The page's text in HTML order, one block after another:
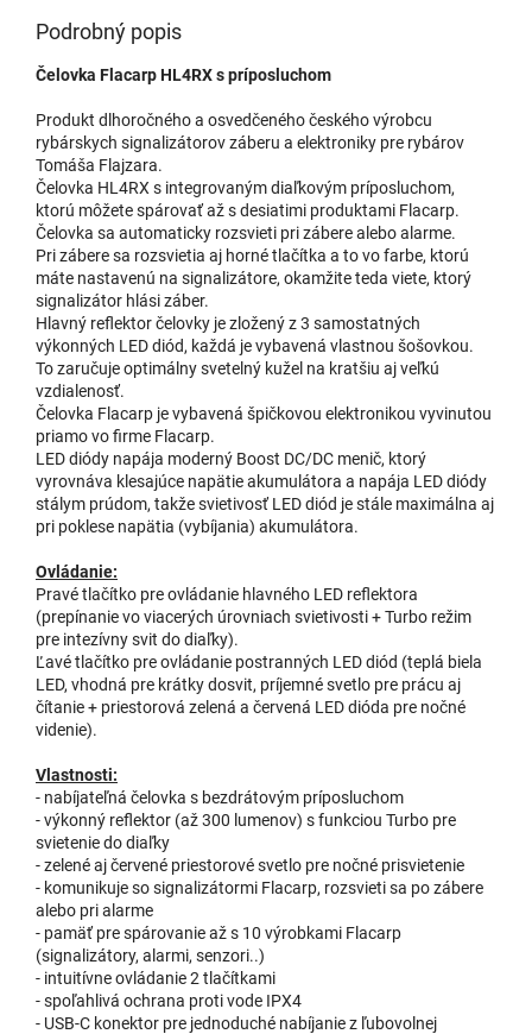
Podrobný popis
Čelovka Flacarp HL4RX s príposluchom
Produkt dlhoročného a osvedčeného českého výrobcu
rybárskych signalizátorov záberu a elektroniky pre rybárov
Tomáša Flajzara.
Čelovka HL4RX s integrovaným diaľkovým príposluchom,
ktorú môžete spárovať až s desiatimi produktami Flacarp.
Čelovka sa automaticky rozsvieti pri zábere alebo alarme.
Pri zábere sa rozsvietia aj horné tlačítka a to vo farbe, ktorú
máte nastavenú na signalizátore, okamžite teda viete, ktorý
signalizátor hlási záber.
Hlavný reflektor čelovky je zložený z 3 samostatných
výkonných LED diód, každá je vybavená vlastnou šošovkou.
To zaručuje optimálny svetelný kužel na kratšiu aj veľkú
vzdialenosť.
Čelovka Flacarp je vybavená špičkovou elektronikou vyvinutou
priamo vo firme Flacarp.
LED diódy napája moderný Boost DC/DC menič, ktorý
vyrovnáva klesajúce napätie akumulátora a napája LED diódy
stálym prúdom, takže svietivosť LED diód je stále maximálna aj
pri poklese napätia (vybíjania) akumulátora.
Ovládanie:
Pravé tlačítko pre ovládanie hlavného LED reflektora
(prepínanie vo viacerých úrovniach svietivosti + Turbo režim
pre intezívny svit do diaľky).
Ľavé tlačítko pre ovládanie postranných LED diód (teplá biela
LED, vhodná pre krátky dosvit, príjemné svetlo pre prácu aj
čítanie + priestorová zelená a červená LED dióda pre nočné
videnie).
Vlastnosti:
- nabíjateľná čelovka s bezdrátovým príposluchom
- výkonný reflektor (až 300 lumenov) s funkciou Turbo pre
svietenie do diaľky
- zelené aj červené priestorové svetlo pre nočné prisvietenie
- komunikuje so signalizátormi Flacarp, rozsvieti sa po zábere
alebo pri alarme
- pamäť pre spárovanie až s 10 výrobkami Flacarp
(signalizátory, alarmi, senzori..)
- intuitívne ovládanie 2 tlačítkami
- spoľahlivá ochrana proti vode IPX4
- USB-C konektor pre jednoduché nabíjanie z ľubovolnej